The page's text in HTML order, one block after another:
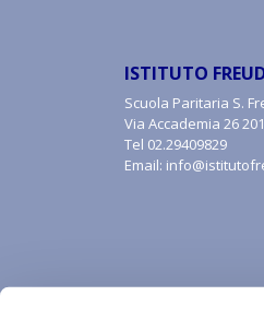
ISTITUTO
Scuola Paritaria S.
Via Accademia 26
Tel 02.29409829
Email: